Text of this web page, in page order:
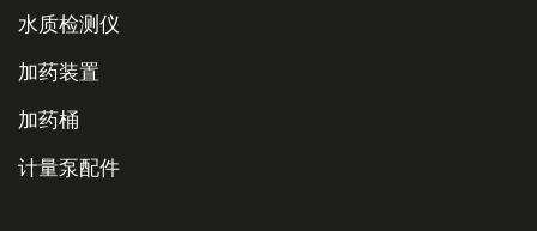
水质检测仪
加药装置
加药桶
计量泵配件